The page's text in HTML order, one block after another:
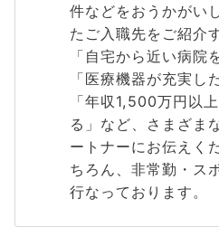
件などをおうかがい
たご入職先をご紹介
「自宅から近い病院
「医療機器が充実し
「年収1,500万円以
る」など、さまざま
ートナーにお伝えく
ちろん、非常勤・ス
行なっております。